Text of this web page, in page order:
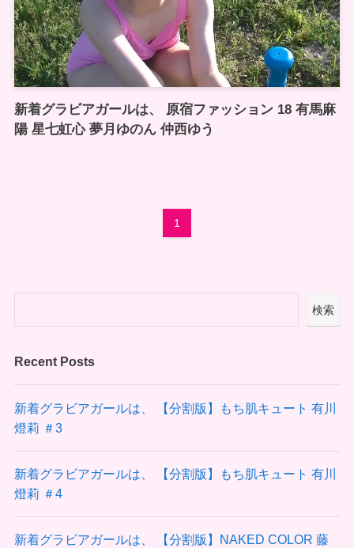
新着グラビアガールは、 原宿ファッション 18 有馬麻
陽 星七虹心 夢月ゆのん 仲西ゆう
1
検索
Recent Posts
新着グラビアガールは、 【分割版】もち肌キュート 有川
燈莉 ＃3
新着グラビアガールは、 【分割版】もち肌キュート 有川
燈莉 ＃4
新着グラビアガールは、 【分割版】NAKED COLOR 藤